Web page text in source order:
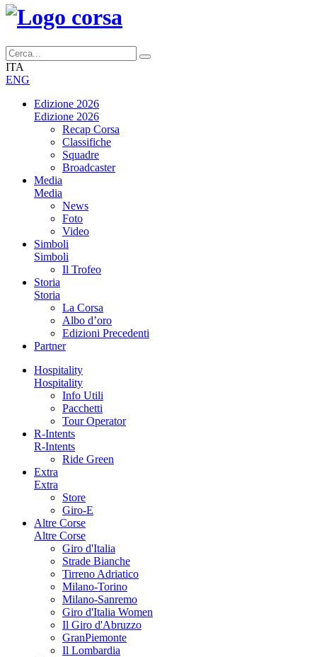
ITA
ENG
Edizione 2026
Edizione 2026
Recap Corsa
Classifiche
Squadre
Broadcaster
Media
Media
News
Foto
Video
Simboli
Simboli
Il Trofeo
Storia
Storia
La Corsa
Albo d’oro
Edizioni Precedenti
Partner
Hospitality
Hospitality
Info Utili
Pacchetti
Tour Operator
R-Intents
R-Intents
Ride Green
Extra
Extra
Store
Giro-E
Altre Corse
Altre Corse
Giro d'Italia
Strade Bianche
Tirreno Adriatico
Milano-Torino
Milano-Sanremo
Giro d'Italia Women
Il Giro d'Abruzzo
GranPiemonte
Il Lombardia